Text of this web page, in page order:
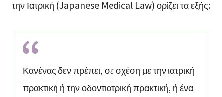
την Ιατρική (Japanese Medical Law) ορίζει τα εξής:
Κανένας δεν πρέπει, σε σχέση με την ιατρική
πρακτική ή την οδοντιατρική πρακτική, ή ένα